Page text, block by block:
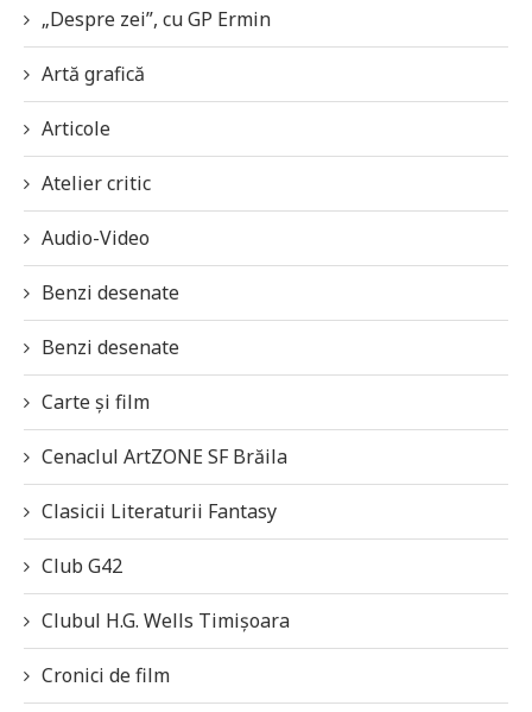
„Despre zei”, cu GP Ermin
Artă grafică
Articole
Atelier critic
Audio-Video
Benzi desenate
Benzi desenate
Carte și film
Cenaclul ArtZONE SF Brăila
Clasicii Literaturii Fantasy
Club G42
Clubul H.G. Wells Timișoara
Cronici de film